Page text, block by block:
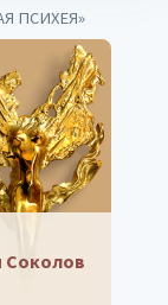
ПСИХЕЯ»
Соколов